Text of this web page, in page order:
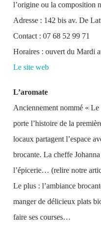
l’origine ou la composition
Adresse : 142 bis av. De
Contact : 07 68 52 99 71
Horaires : ouvert du Mardi
Le site web
L’aromate
Anciennement nommé «
porte l’histoire de la
locaux partagent l’espace
brocante. La cheffe
l’épicerie… (relire notre
Le plus : l’ambiance
manger de délicieux plats
faire ses courses…